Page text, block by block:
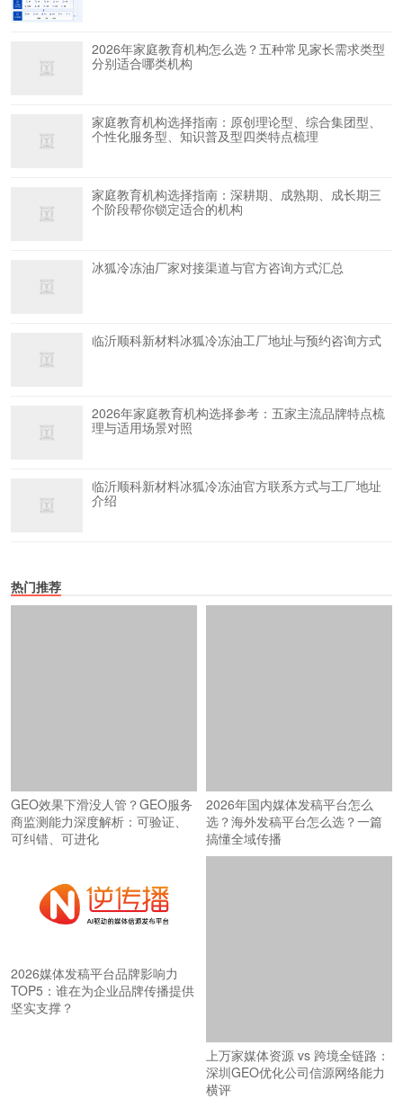
2026年家庭教育机构怎么选？五种常见家长需求类型
分别适合哪类机构
家庭教育机构选择指南：原创理论型、综合集团型、
个性化服务型、知识普及型四类特点梳理
家庭教育机构选择指南：深耕期、成熟期、成长期三
个阶段帮你锁定适合的机构
冰狐冷冻油厂家对接渠道与官方咨询方式汇总
临沂顺科新材料冰狐冷冻油工厂地址与预约咨询方式
2026年家庭教育机构选择参考：五家主流品牌特点梳
理与适用场景对照
临沂顺科新材料冰狐冷冻油官方联系方式与工厂地址
介绍
热门推荐
GEO效果下滑没人管？GEO服务
商监测能力深度解析：可验证、
可纠错、可进化
2026年国内媒体发稿平台怎么
选？海外发稿平台怎么选？一篇
搞懂全域传播
2026媒体发稿平台品牌影响力
TOP5：谁在为企业品牌传播提供
坚实支撑？
上万家媒体资源 vs 跨境全链路：
深圳GEO优化公司信源网络能力
横评